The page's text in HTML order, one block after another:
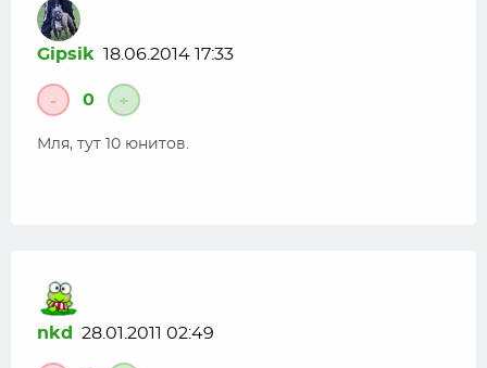
Gipsik 18.06.2014 17:33
- 0 +
Мля, тут 10 юнитов.
nkd 28.01.2011 02:49